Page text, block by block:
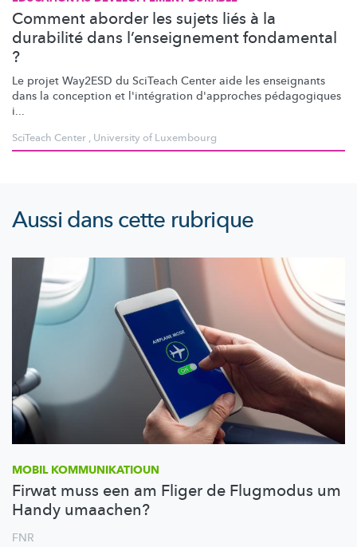
Comment aborder les sujets liés à la
durabilité dans l’enseignement fondamental
?
Le projet Way2ESD du SciTeach Center aide les enseignants
dans la conception et l'intégration d'approches pédagogiques
i...
SciTeach Center , University of Luxembourg
Aussi dans cette rubrique
MOBIL KOMMUNIKATIOUN
Firwat muss een am Fliger de Flugmodus um
Handy umaachen?
FNR